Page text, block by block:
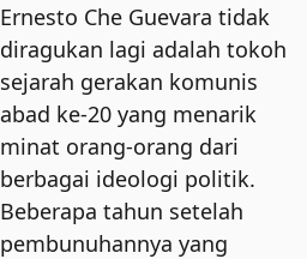
Ernesto Che Guevara tidak
diragukan lagi adalah tokoh
sejarah gerakan komunis
abad ke-20 yang menarik
minat orang-orang dari
berbagai ideologi politik.
Beberapa tahun setelah
pembunuhannya yang